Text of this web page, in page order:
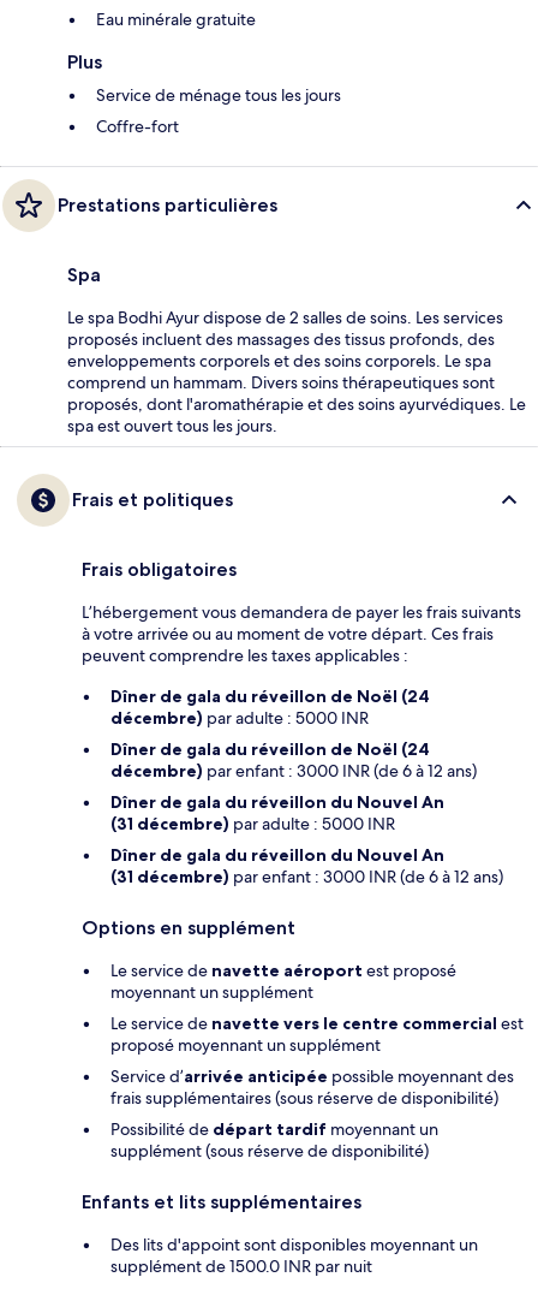
Eau minérale gratuite
Plus
Service de ménage tous les jours
Coffre-fort
Prestations particulières
Spa
Le spa Bodhi Ayur dispose de 2 salles de soins. Les services
proposés incluent des massages des tissus profonds, des
enveloppements corporels et des soins corporels. Le spa
comprend un hammam. Divers soins thérapeutiques sont
proposés, dont l'aromathérapie et des soins ayurvédiques. Le
spa est ouvert tous les jours.
Frais et politiques
Frais obligatoires
L’hébergement vous demandera de payer les frais suivants
à votre arrivée ou au moment de votre départ. Ces frais
peuvent comprendre les taxes applicables :
Dîner de gala du réveillon de Noël (24
décembre) par adulte : 5000 INR
Dîner de gala du réveillon de Noël (24
décembre) par enfant : 3000 INR (de 6 à 12 ans)
Dîner de gala du réveillon du Nouvel An
(31 décembre) par adulte : 5000 INR
Dîner de gala du réveillon du Nouvel An
(31 décembre) par enfant : 3000 INR (de 6 à 12 ans)
Options en supplément
Le service de navette aéroport est proposé
moyennant un supplément
Le service de navette vers le centre commercial est
proposé moyennant un supplément
Service d’arrivée anticipée possible moyennant des
frais supplémentaires (sous réserve de disponibilité)
Possibilité de départ tardif moyennant un
supplément (sous réserve de disponibilité)
Enfants et lits supplémentaires
Des lits d'appoint sont disponibles moyennant un
supplément de 1500.0 INR par nuit